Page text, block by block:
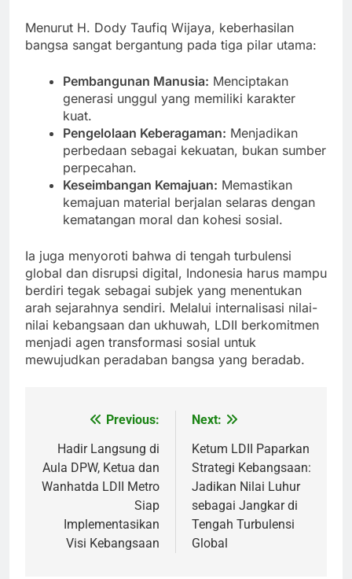
Menurut H. Dody Taufiq Wijaya, keberhasilan
bangsa sangat bergantung pada tiga pilar utama:
Pembangunan Manusia: Menciptakan
generasi unggul yang memiliki karakter
kuat.
Pengelolaan Keberagaman: Menjadikan
perbedaan sebagai kekuatan, bukan sumber
perpecahan.
Keseimbangan Kemajuan: Memastikan
kemajuan material berjalan selaras dengan
kematangan moral dan kohesi sosial.
Ia juga menyoroti bahwa di tengah turbulensi
global dan disrupsi digital, Indonesia harus mampu
berdiri tegak sebagai subjek yang menentukan
arah sejarahnya sendiri. Melalui internalisasi nilai-
nilai kebangsaan dan ukhuwah, LDII berkomitmen
menjadi agen transformasi sosial untuk
mewujudkan peradaban bangsa yang beradab.
navigation
Previous:
Hadir Langsung di
Aula DPW, Ketua dan
Wanhatda LDII Metro
Siap
Implementasikan
Visi Kebangsaan
Next:
Ketum LDII Paparkan
Strategi Kebangsaan:
Jadikan Nilai Luhur
sebagai Jangkar di
Tengah Turbulensi
Global